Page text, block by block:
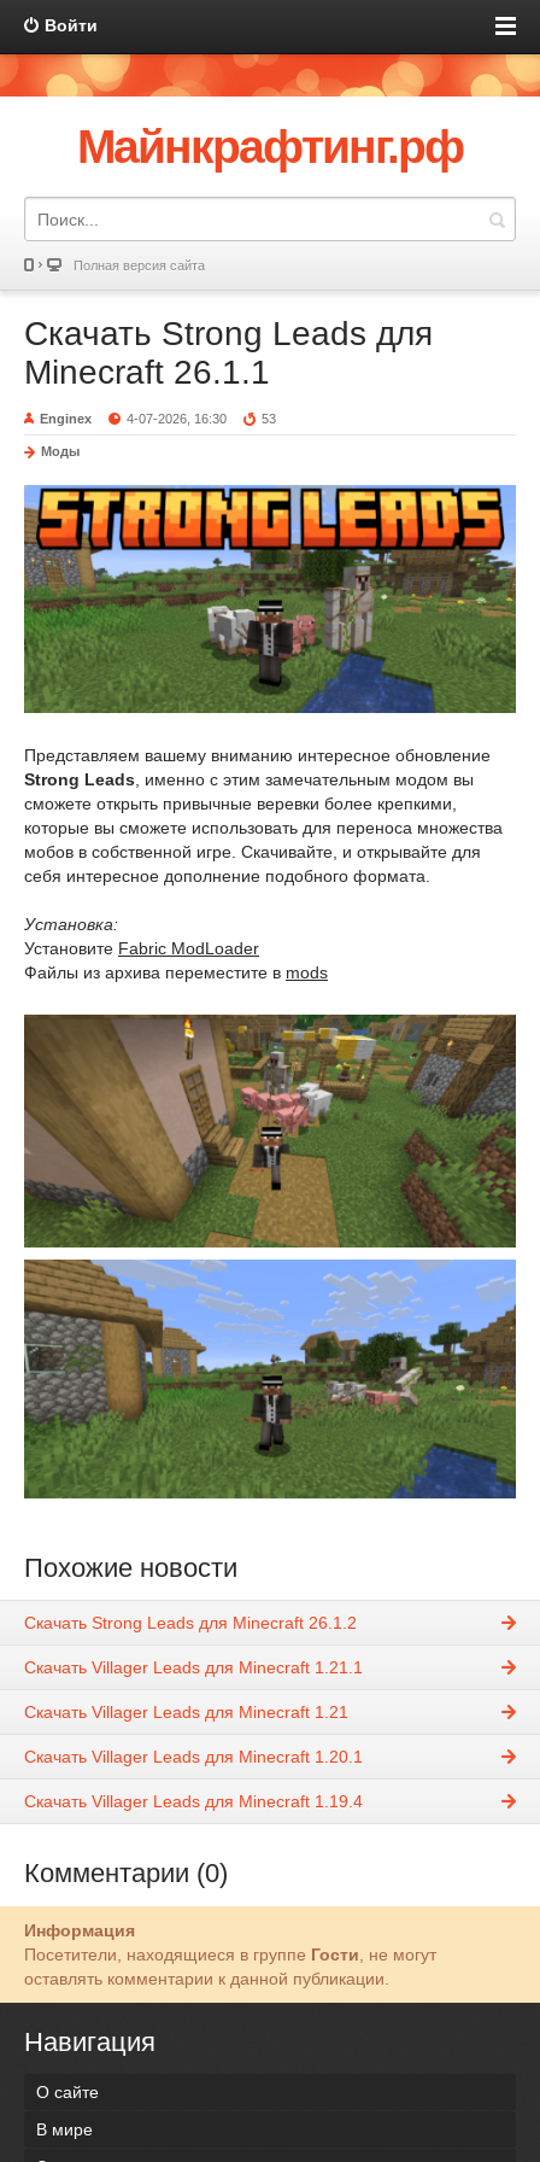
Войти
Майнкрафтинг.рф
Полная версия сайта
Скачать Strong Leads для
Minecraft 26.1.1
Enginex 4-07-2026, 16:30 53
Моды
Представляем вашему вниманию интересное обновление
Strong Leads, именно с этим замечательным модом вы
сможете открыть привычные веревки более крепкими,
которые вы сможете использовать для переноса множества
мобов в собственной игре. Скачивайте, и открывайте для
себя интересное дополнение подобного формата.
Установка:
Установите Fabric ModLoader
Файлы из архива переместите в mods
Похожие новости
Скачать Strong Leads для Minecraft 26.1.2
Скачать Villager Leads для Minecraft 1.21.1
Скачать Villager Leads для Minecraft 1.21
Скачать Villager Leads для Minecraft 1.20.1
Скачать Villager Leads для Minecraft 1.19.4
Комментарии (0)
Информация
Посетители, находящиеся в группе Гости , не могут
оставлять комментарии к данной публикации.
Навигация
О сайте
В мире